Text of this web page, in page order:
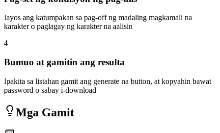
Iayos ang katumpakan sa pag-off ng madaling magkamali na
karakter o paglagay ng karakter na aalisin
4
Bumuo at gamitin ang resulta
Ipakita sa listahan gamit ang generate na button, at kopyahin bawat
password o sabay i-download
Mga Gamit